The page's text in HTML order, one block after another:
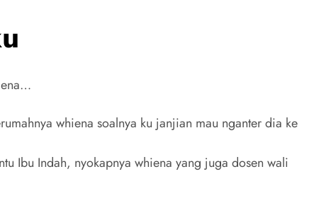
whiena soalnya ku janjian mau nganter dia ke
Ibu Indah, nyokapnya whiena yang juga dosen wali